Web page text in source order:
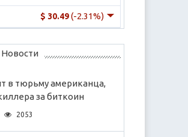
$ 30.49(-2.31%)
в тюрьму американца,
за биткоин
2053